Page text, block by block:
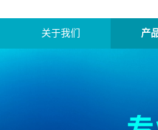
关于我们 产